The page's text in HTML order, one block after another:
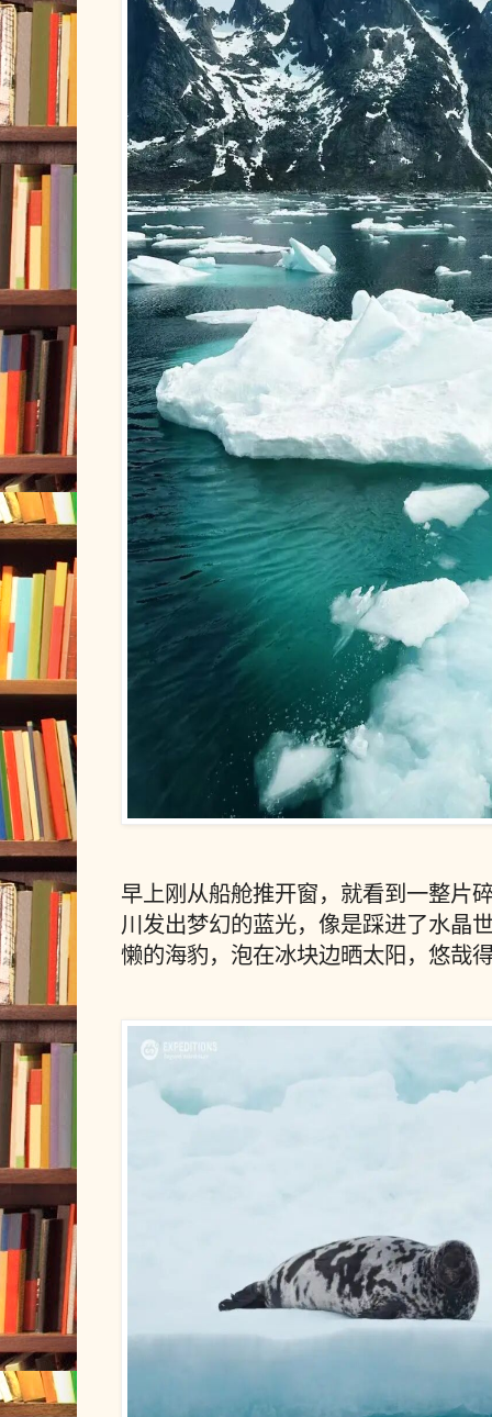
早上刚从船舱推开窗，就看到一整片
川发出梦幻的蓝光，像是踩进了水晶
懒的海豹，泡在冰块边晒太阳，悠哉